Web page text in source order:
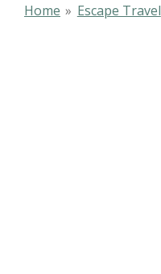
Home » Escape Travel